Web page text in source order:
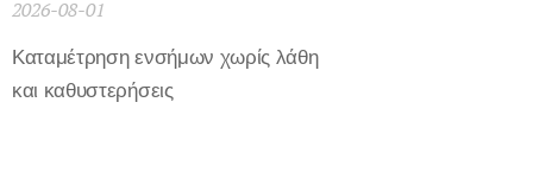
2026-08-01
Καταμέτρηση ενσήμων χωρίς λάθη
και καθυστερήσεις